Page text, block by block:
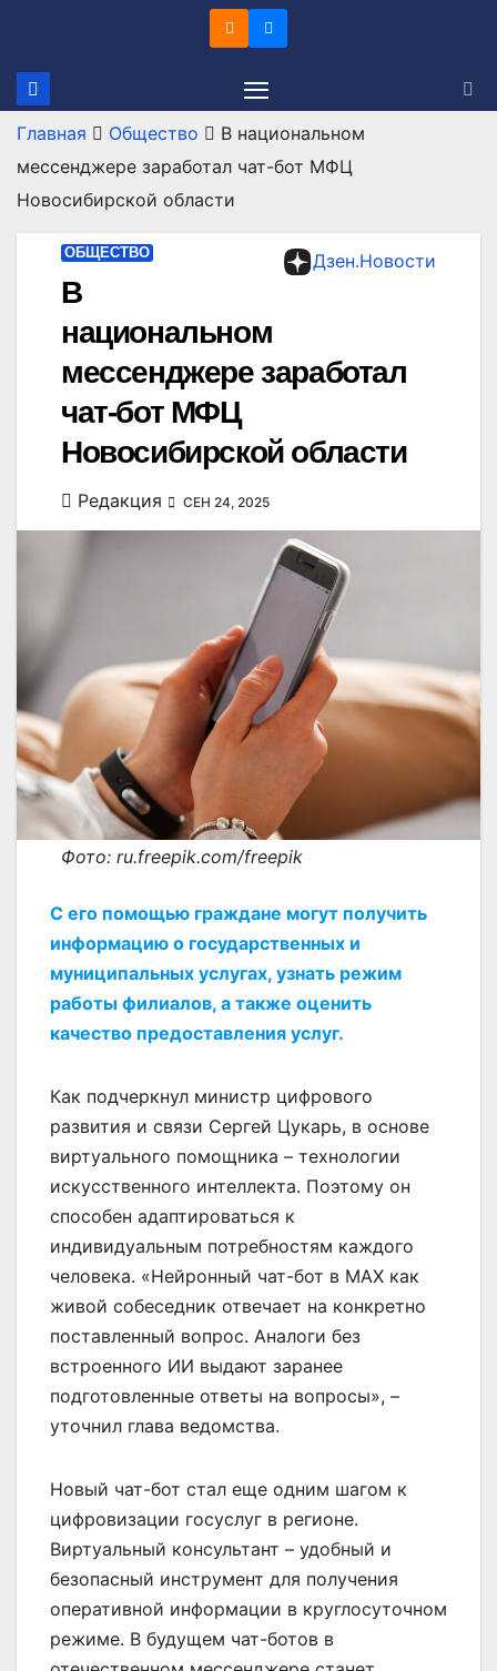
содержимому
Главная Общество
В национальном
мессенджере заработал чат-бот МФЦ
Новосибирской области
Дзен.Новости
ОБЩЕСТВО
В
национальном
мессенджере заработал
чат-бот МФЦ
Новосибирской области
Редакция СЕН 24, 2025
Фото: ru.freepik.com/freepik
С его помощью граждане могут получить
информацию о государственных и
муниципальных услугах, узнать режим
работы филиалов, а также оценить
качество предоставления услуг.
Как подчеркнул министр цифрового
развития и связи Сергей Цукарь, в основе
виртуального помощника – технологии
искусственного интеллекта. Поэтому он
способен адаптироваться к
индивидуальным потребностям каждого
человека. «Нейронный чат-бот в МАХ как
живой собеседник отвечает на конкретно
поставленный вопрос. Аналоги без
встроенного ИИ выдают заранее
подготовленные ответы на вопросы», –
уточнил глава ведомства.
Новый чат-бот стал еще одним шагом к
цифровизации госуслуг в регионе.
Виртуальный консультант – удобный и
безопасный инструмент для получения
оперативной информации в круглосуточном
режиме. В будущем чат-ботов в